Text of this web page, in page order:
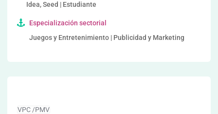
Idea, Seed | Estudiante
Especialización sectorial
Juegos y Entretenimiento | Publicidad y Marketing
VPC /PMV